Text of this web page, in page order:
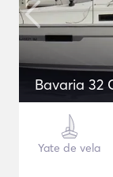
Bavaria 32
Yate de vela